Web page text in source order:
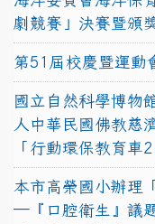
劇競賽」決賽暨頒
第51屆校慶暨運動
國立自然科學博物
人中華民國佛教慈
「行動環保教育車
本市高榮國小辦理
─『口腔衛生』議